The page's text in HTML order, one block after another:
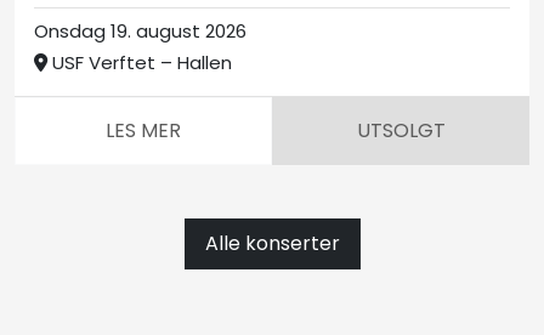
Onsdag 19. august 2026
USF Verftet – Hallen
LES MER UTSOLGT
Alle konserter